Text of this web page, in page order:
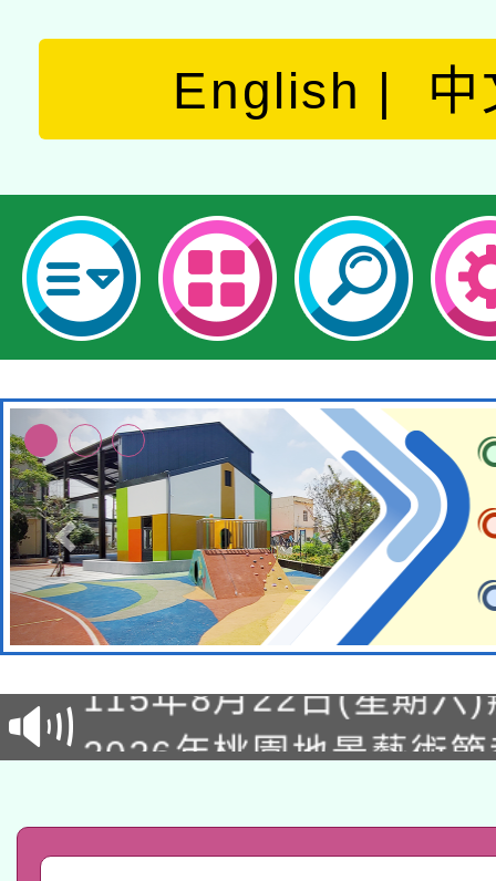
English 中
轉知經濟部水利署委託
業技術研究院辦理「
用水績優單位及節水達
桃園市孔廟祈福系列
2026年桃園地景藝術
關事宜
轉知教育部國民及學前